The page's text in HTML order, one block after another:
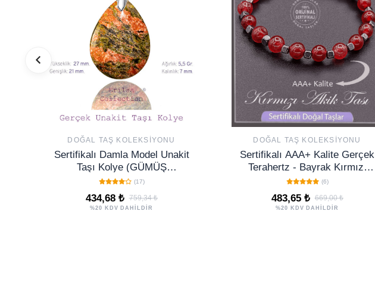
DOĞAL TAŞ KOLEKSIYONU
Sertifikalı Damla Model Unakit
Taşı Kolye (GÜMÜŞ
APARATLI)
(17)
434,68 ₺ 759,34 ₺
%20 KDV DAHİLDİR
DOĞAL TAŞ KOLEKSIYONU
Sertifikalı AAA+ Kalite Gerçek
Terahertz - Bayrak Kırmızı
Akik Taşı Bileklik
(6)
483,65 ₺ 669,00 ₺
%20 KDV DAHİLDİR